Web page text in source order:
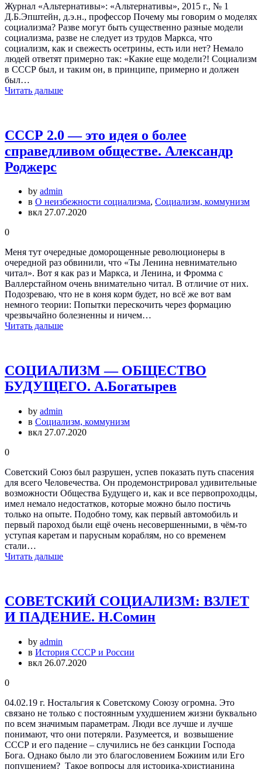
Журнал «Альтернативы»: «Альтернативы», 2015 г., № 1
Д.Б.Эпштейн, д.э.н., профессор Почему мы говорим о моделях
социализма? Разве могут быть существенно разные модели
социализма, разве не следует из трудов Маркса, что
социализм, как и свежесть осетрины, есть или нет? Немало
людей ответят примерно так: «Какие еще модели?! Социализм
в СССР был, и таким он, в принципе, примерно и должен
был…
Читать дальше
СССР 2.0 — это идея о более
справедливом обществе. Александр
Роджерс
by admin
в О неизбежности социализма, Социализм, коммунизм
вкл 27.07.2020
0
Меня тут очередные доморощенные революционеры в
очередной раз обвинили, что «Ты Ленина невнимательно
читал». Вот я как раз и Маркса, и Ленина, и Фромма с
Валлерстайном очень внимательно читал. В отличие от них.
Подозреваю, что не в коня корм будет, но всё же вот вам
немного теории: Попытки перескочить через формацию
чрезвычайно болезненны и ничем…
Читать дальше
СОЦИАЛИЗМ — ОБЩЕСТВО
БУДУЩЕГО. А.Богатырев
by admin
в Социализм, коммунизм
вкл 27.07.2020
0
Советский Союз был разрушен, успев показать путь спасения
для всего Человечества. Он продемонстрировал удивительные
возможности Общества Будущего и, как и все первопроходцы,
имел немало недостатков, которые можно было постичь
только на опыте. Подобно тому, как первый автомобиль и
первый пароход были ещё очень несовершенными, в чём-то
уступая каретам и парусным кораблям, но со временем
стали…
Читать дальше
СОВЕТСКИЙ СОЦИАЛИЗМ: ВЗЛЕТ
И ПАДЕНИЕ. Н.Сомин
by admin
в История СССР и России
вкл 26.07.2020
0
04.02.19 г. Ностальгия к Советскому Союзу огромна. Это
связано не только с постоянным ухудшением жизни буквально
по всем значимым параметрам. Люди все лучше и лучше
понимают, что они потеряли. Разумеется, и возвышение
СССР и его падение – случились не без санкции Господа
Бога. Однако было ли это благословением Божиим или Его
попущением? Такое вопросы для историка-христианина